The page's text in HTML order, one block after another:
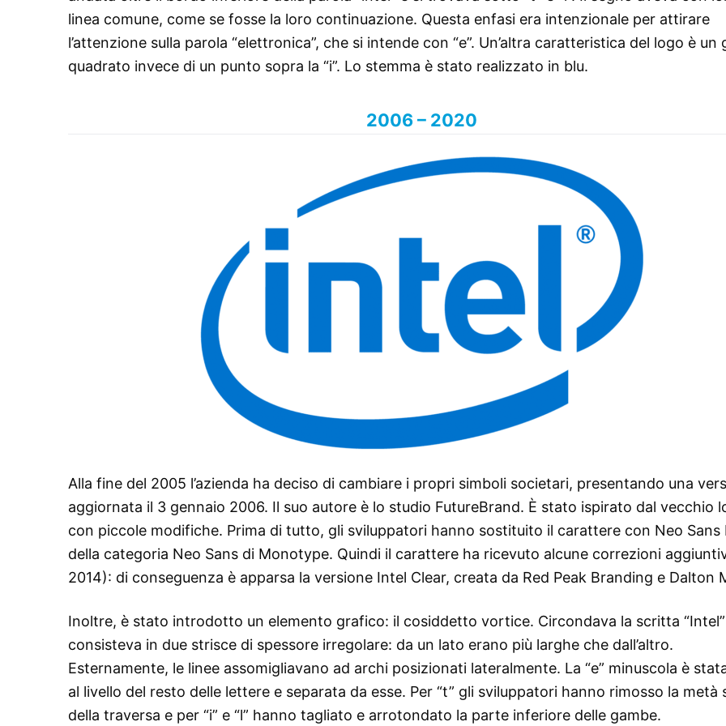
linea comune, come se fosse la loro continuazione. Questa enfasi era intenzionale per attirare
l’attenzione sulla parola “elettronica”, che si intende con “e”. Un’altra caratteristica del logo è un
quadrato invece di un punto sopra la “i”. Lo stemma è stato realizzato in blu.
2006 – 2020
Alla fine del 2005 l’azienda ha deciso di cambiare i propri simboli societari, presentando una
aggiornata il 3 gennaio 2006. Il suo autore è lo studio FutureBrand. È stato ispirato dal vecchio
con piccole modifiche. Prima di tutto, gli sviluppatori hanno sostituito il carattere con Neo Sans
della categoria Neo Sans di Monotype. Quindi il carattere ha ricevuto alcune correzioni
2014): di conseguenza è apparsa la versione Intel Clear, creata da Red Peak Branding e Dalton
Inoltre, è stato introdotto un elemento grafico: il cosiddetto vortice. Circondava la scritta
consisteva in due strisce di spessore irregolare: da un lato erano più larghe che dall’altro.
Esternamente, le linee assomigliavano ad archi posizionati lateralmente. La “e” minuscola è
al livello del resto delle lettere e separata da esse. Per “t” gli sviluppatori hanno rimosso la metà
della traversa e per “i” e “l” hanno tagliato e arrotondato la parte inferiore delle gambe.